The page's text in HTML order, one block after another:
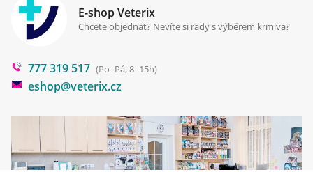
Cookies a podmínky používání
Klinika Prostějov
Poradna
Blog
E-shop Veterix
Chcete objednat? Nevíte si rady s výběrem krmiva?
777 319 517 (Po–Pá, 8–15h)
eshop@veterix.cz